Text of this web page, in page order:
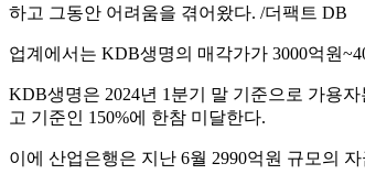
하고 그동안 어려움을 겪어왔다. /더팩트 DB
업계에서는 KDB생명의 매각가가 3000억원
KDB생명은 2024년 1분기 말 기준으로 가용
고 기준인 150%에 한참 미달한다.
이에 산업은행은 지난 6월 2990억원 규모의